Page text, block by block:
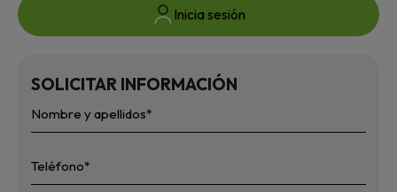
Inicia sesión
SOLICITAR INFORMACIÓN